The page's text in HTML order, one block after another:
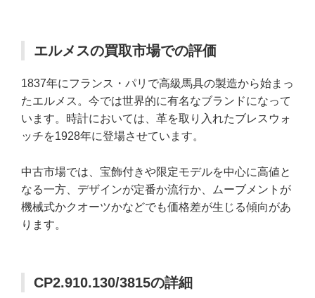
エルメスの買取市場での評価
1837年にフランス・パリで高級馬具の製造から始まっ
たエルメス。今では世界的に有名なブランドになって
います。時計においては、革を取り入れたブレスウォ
ッチを1928年に登場させています。
中古市場では、宝飾付きや限定モデルを中心に高値と
なる一方、デザインが定番か流行か、ムーブメントが
機械式かクオーツかなどでも価格差が生じる傾向があ
ります。
CP2.910.130/3815の詳細